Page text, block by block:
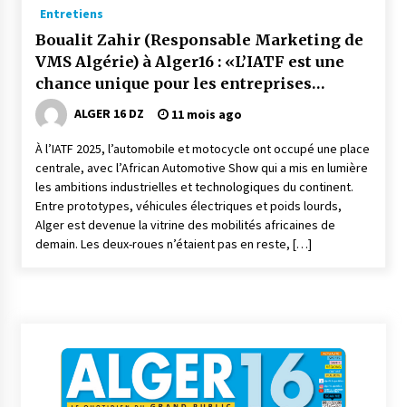
Carte Chiffa : Mise à jour au niveau des
pharmacies désormais possible pour les
4 jours ago
officiels sur les réseaux sociaux
1 semaine ago
Droit de change : Le CPA lance une carte VISA
dédiée aux voyages à l’étranger
1 semaine ago
1 semaine ago
Affaires religieuses : Ouverture des
candidatures au concours du Prix national du
Entretiens
Boualit Zahir (Responsable Marketing de
VMS Algérie) à Alger16 : «L’IATF est une
chance unique pour les entreprises
algériennes»
ALGER 16 DZ 11 mois ago
À l’IATF 2025, l’automobile et motocycle ont occupé une place
centrale, avec l’African Automotive Show qui a mis en lumière
les ambitions industrielles et technologiques du continent.
Entre prototypes, véhicules électriques et poids lourds,
Alger est devenue la vitrine des mobilités africaines de
demain. Les deux-roues n’étaient pas en reste, […]